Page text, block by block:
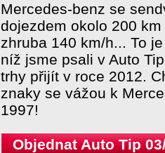
Mercedes-benz se
dojezdem okolo 200
zhruba 140 km/h... To
níž jsme psali v Auto
trhy přijít v roce 2012.
znaky se vážou k
1997!
Objednat Auto Tip